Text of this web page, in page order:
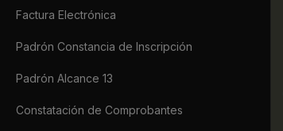
Factura Electrónica
Padrón Constancia de Inscripción
Padrón Alcance 13
Constatación de Comprobantes